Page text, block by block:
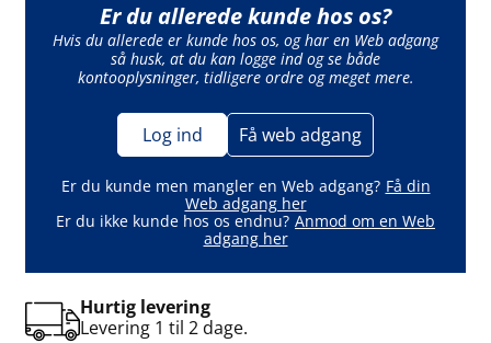
Er du allerede kunde hos os?
Hvis du allerede er kunde hos os, og har en Web adgang
så husk, at du kan logge ind og se både
kontooplysninger, tidligere ordre og meget mere.
Log ind Få web adgang
Er du kunde men mangler en Web adgang? Få din
Web adgang her
Er du ikke kunde hos os endnu? Anmod om en Web
adgang her
Hurtig levering
Levering 1 til 2 dage.